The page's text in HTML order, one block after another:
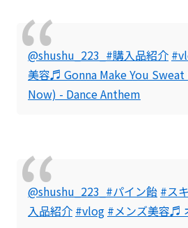
@shushu_223_ #購入品紹介
美容♬ Gonna Make You
Now) - Dance Anthem
@shushu_223_ #パイン飴 #ス
入品紹介 #vlog #メンズ美容♬